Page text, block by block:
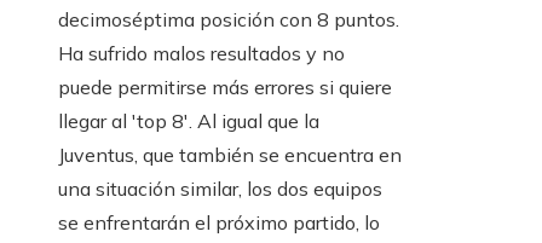
decimoséptima posición con 8 puntos.
Ha sufrido malos resultados y no
puede permitirse más errores si quiere
llegar al 'top 8'. Al igual que la
Juventus, que también se encuentra en
una situación similar, los dos equipos
se enfrentarán el próximo partido, lo